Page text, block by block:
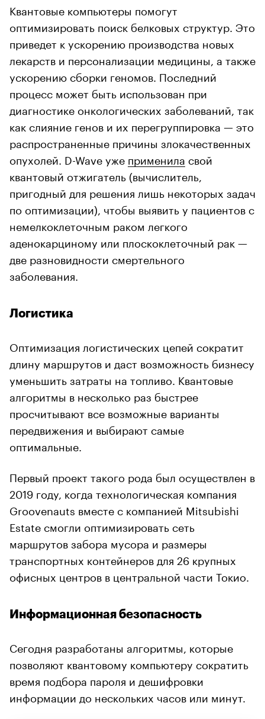
Квантовые компьютеры помогут
оптимизировать поиск белковых структур. Это
приведет к ускорению производства новых
лекарств и персонализации медицины, а также
ускорению сборки геномов. Последний
процесс может быть использован при
диагностике онкологических заболеваний, так
как слияние генов и их перегруппировка — это
распространенные причины злокачественных
опухолей. D-Wave уже применила свой
квантовый отжигатель (вычислитель,
пригодный для решения лишь некоторых задач
по оптимизации), чтобы выявить у пациентов с
немелкоклеточным раком легкого
аденокарциному или плоскоклеточный рак —
две разновидности смертельного
заболевания.
Логистика
Оптимизация логистических цепей сократит
длину маршрутов и даст возможность бизнесу
уменьшить затраты на топливо. Квантовые
алгоритмы в несколько раз быстрее
просчитывают все возможные варианты
передвижения и выбирают самые
оптимальные.
Первый проект такого рода был осуществлен в
2019 году, когда технологическая компания
Groovenauts вместе с компанией Mitsubishi
Estate смогли оптимизировать сеть
маршрутов забора мусора и размеры
транспортных контейнеров для 26 крупных
офисных центров в центральной части Токио.
Информационная безопасность
Сегодня разработаны алгоритмы, которые
позволяют квантовому компьютеру сократить
время подбора пароля и дешифровки
информации до нескольких часов или минут.